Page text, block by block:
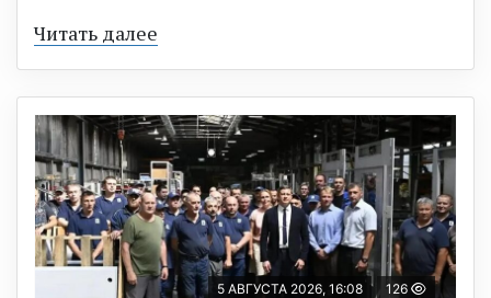
Читать далее
5 АВГУСТА 2026, 16:08 126